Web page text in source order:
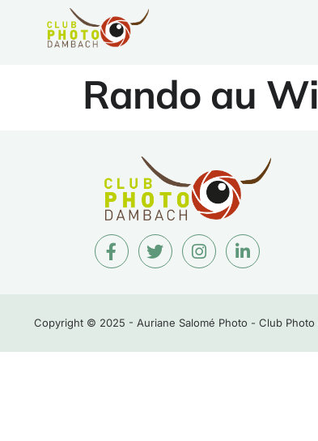
Rando au
Copyright © 2025 - Auriane Salomé Photo - Club Photo